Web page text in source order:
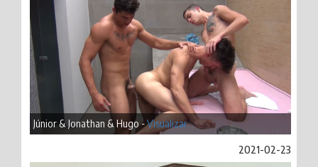
Júnior & Jonathan & Hugo -Visualizar
2021-02-23